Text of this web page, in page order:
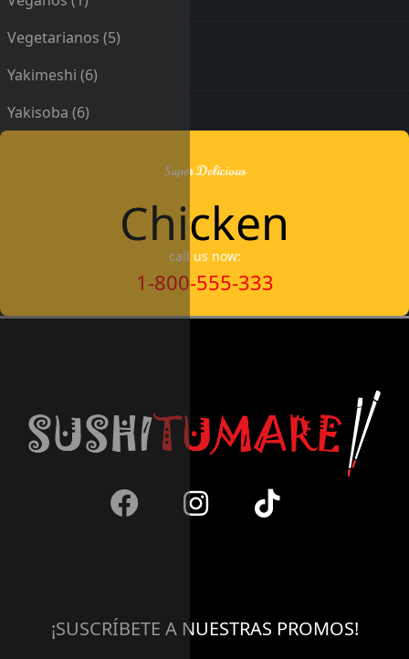
Vegetarianos (5)
Yakimeshi (6)
Yakisoba (6)
Super Delicious
Chicken
call us now:
1-800-555-333
¡SUSCRÍBETE A NUESTRAS PROMOS!